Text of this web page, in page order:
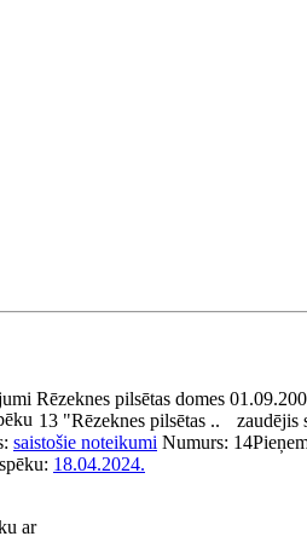
Rēzeknes pilsētas domes
13 "Rēzeknes pilsētas ..
zaudējis
saistošie noteikumi Numurs: 14
18.04.2024.
ar